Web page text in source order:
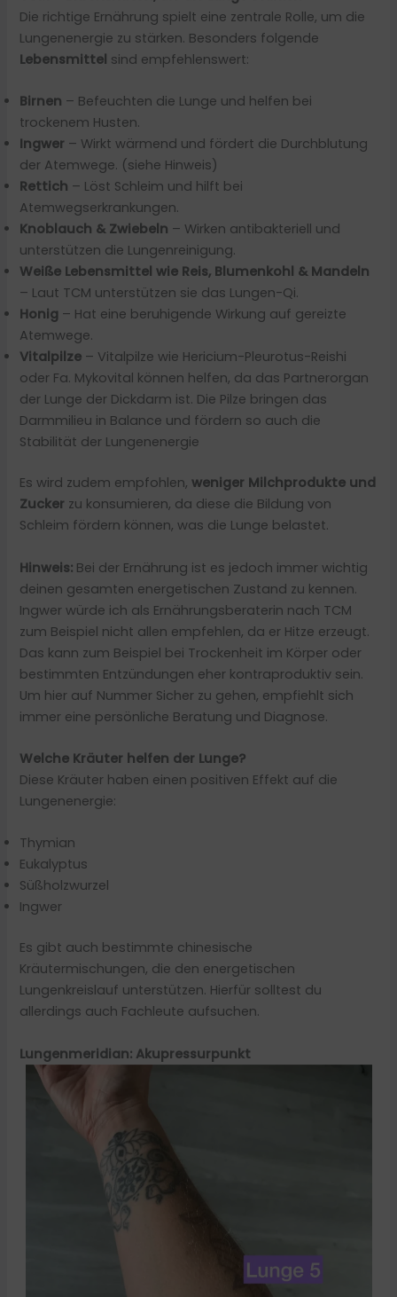
Die richtige Ernährung spielt eine zentrale Rolle, um die
Lungenenergie zu stärken. Besonders folgende
Lebensmittel sind empfehlenswert:
Birnen – Befeuchten die Lunge und helfen bei
trockenem Husten.
Ingwer – Wirkt wärmend und fördert die Durchblutung
der Atemwege. (siehe Hinweis)
Rettich – Löst Schleim und hilft bei
Atemwegserkrankungen.
Knoblauch & Zwiebeln – Wirken antibakteriell und
unterstützen die Lungenreinigung.
Weiße Lebensmittel wie Reis, Blumenkohl & Mandeln
– Laut TCM unterstützen sie das Lungen-Qi.
Honig – Hat eine beruhigende Wirkung auf gereizte
Atemwege.
Vitalpilze – Vitalpilze wie Hericium-Pleurotus-Reishi
oder Fa. Mykovital können helfen, da das Partnerorgan
der Lunge der Dickdarm ist. Die Pilze bringen das
Darmmilieu in Balance und fördern so auch die
Stabilität der Lungenenergie
Es wird zudem empfohlen,weniger Milchprodukte und
Zucker zu konsumieren, da diese die Bildung von
Schleim fördern können, was die Lunge belastet.
Hinweis: Bei der Ernährung ist es jedoch immer wichtig
deinen gesamten energetischen Zustand zu kennen.
Ingwer würde ich als Ernährungsberaterin nach TCM
zum Beispiel nicht allen empfehlen, da er Hitze erzeugt.
Das kann zum Beispiel bei Trockenheit im Körper oder
bestimmten Entzündungen eher kontraproduktiv sein.
Um hier auf Nummer Sicher zu gehen, empfiehlt sich
immer eine persönliche Beratung und Diagnose.
Welche Kräuter helfen der Lunge?
Diese Kräuter haben einen positiven Effekt auf die
Lungenenergie:
Thymian
Eukalyptus
Süßholzwurzel
Ingwer
Es gibt auch bestimmte chinesische
Kräutermischungen, die den energetischen
Lungenkreislauf unterstützen. Hierfür solltest du
allerdings auch Fachleute aufsuchen.
Lungenmeridian: Akupressurpunkt